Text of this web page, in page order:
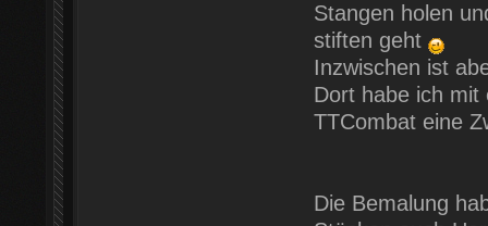
Stangen holen
stiften geht
Inzwischen ist
Dort habe ich mit
TTCombat eine
Die Bemalung